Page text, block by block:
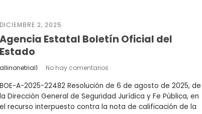
DICIEMBRE 2, 2025
Agencia Estatal Boletín Oficial del
Estado
allinonetrial1 No hay comentarios
BOE-A-2025-22482 Resolución de 6 de agosto de 2025, de
la Dirección General de Seguridad Jurídica y Fe Pública, en
el recurso interpuesto contra la nota de calificación de la